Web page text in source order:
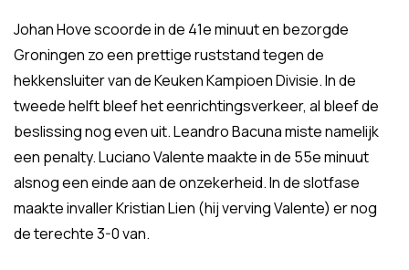
Johan Hove scoorde in de 41e minuut en bezorgde
Groningen zo een prettige ruststand tegen de
hekkensluiter van de Keuken Kampioen Divisie. In de
tweede helft bleef het eenrichtingsverkeer, al bleef de
beslissing nog even uit. Leandro Bacuna miste namelijk
een penalty. Luciano Valente maakte in de 55e minuut
alsnog een einde aan de onzekerheid. In de slotfase
maakte invaller Kristian Lien (hij verving Valente) er nog
de terechte 3-0 van.